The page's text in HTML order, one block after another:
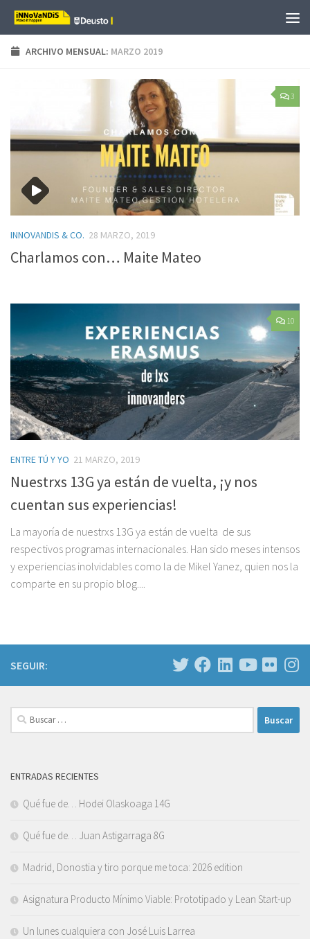
Saltar al contenido
ARCHIVO MENSUAL: MARZO 2019
3
INNOVANDIS & CO. 28 MARZO, 2019
Charlamos con… Maite Mateo
10
ENTRE TÚ Y YO 21 MARZO, 2019
Nuestrxs 13G ya están de vuelta, ¡y nos
cuentan sus experiencias!
La mayoría de nuestrxs 13G ya están de vuelta de sus
respectivos programas internacionales. Han sido meses intensos
y experiencias inolvidables como la de Mikel Yanez, quien nos la
comparte en su propio blog....
SEGUIR:
Buscar:
ENTRADAS RECIENTES
Qué fue de… Hodei Olaskoaga 14G
Qué fue de… Juan Astigarraga 8G
Madrid, Donostia y tiro porque me toca: 2026 edition
Asignatura Producto Mínimo Viable: Prototipado y Lean Start-up
Un lunes cualquiera con José Luis Larrea